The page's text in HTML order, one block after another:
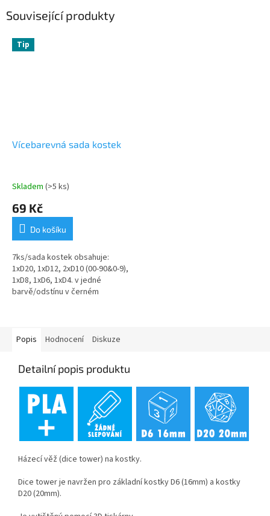
Související produkty
Tip
Vícebarevná sada kostek
Skladem (>5 ks)
69 Kč
Do košíku
7ks/sada kostek obsahuje:
1xD20, 1xD12, 2xD10 (00-90&0-9),
1xD8, 1xD6, 1xD4. v jedné
barvě/odstínu v černém
Popis Hodnocení Diskuze
Detailní popis produktu
Házecí věž (dice tower) na kostky.
Dice tower je navržen pro základní kostky D6 (16mm) a kostky
D20 (20mm).